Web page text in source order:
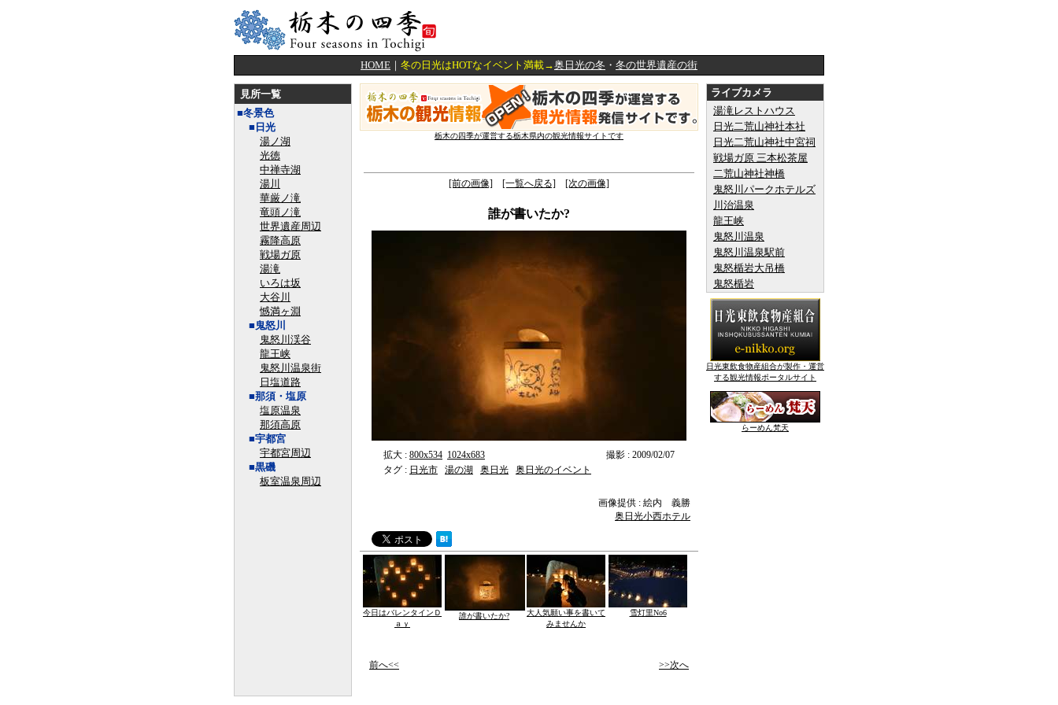
HOME ｜ 冬の日光はHOTなイベント満載→奥日光の冬 ・ 冬の世界遺産の街
見所一覧
■冬景色
■日光
湯ノ湖
光徳
中禅寺湖
湯川
華厳ノ滝
竜頭ノ滝
世界遺産周辺
霧降高原
戦場ガ原
湯滝
いろは坂
大谷川
憾満ヶ淵
■鬼怒川
鬼怒川渓谷
龍王峡
鬼怒川温泉街
日塩道路
■那須・塩原
塩原温泉
那須高原
■宇都宮
宇都宮周辺
■黒磯
板室温泉周辺
栃木の四季が運営する栃木県内の観光情報サイトです
[前の画像] [一覧へ戻る] [次の画像]
誰が書いたか?
拡大 : 800x534 1024x683
撮影 : 2009/02/07
タグ : 日光市 湯の湖 奥日光 奥日光のイベント
画像提供 : 絵内 義勝
奥日光小西ホテル
今日はバレンタインＤ
ａｙ
誰が書いたか?
大人気願い事を書いて
みませんか
雪灯里No6
前へ<< >>次へ
ライブカメラ
湯滝レストハウス
日光二荒山神社本社
日光二荒山神社中宮祠
戦場ガ原 三本松茶屋
二荒山神社神橋
鬼怒川パークホテルズ
川治温泉
龍王峡
鬼怒川温泉
鬼怒川温泉駅前
鬼怒楯岩大吊橋
鬼怒楯岩
日光東飲食物産組合が製作・運営
する観光情報ポータルサイト
らーめん梵天